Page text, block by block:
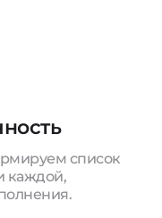
список
каждой,